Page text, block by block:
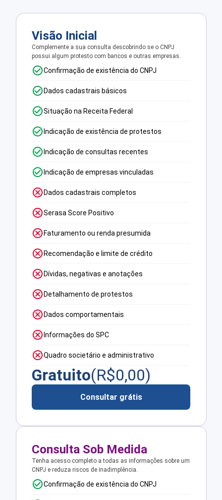
Visão Inicial
Complemente a sua consulta descobrindo se o CNPJ
possui algum protesto com bancos e outras empresas.
Confirmação de existência do CNPJ
Dados cadastrais básicos
Situação na Receita Federal
Indicação de existência de protestos
Indicação de consultas recentes
Indicação de empresas vinculadas
Dados cadastrais completos
Serasa Score Positivo
Faturamento ou renda presumida
Recomendação e limite de crédito
Dívidas, negativas e anotações
Detalhamento de protestos
Dados comportamentais
Informações do SPC
Quadro societário e administrativo
Gratuito(R$0,00)
Consultar grátis
Consulta Sob Medida
Tenha acesso completo a todas as informações sobre um
CNPJ e reduza riscos de inadimplência.
Confirmação de existência do CNPJ